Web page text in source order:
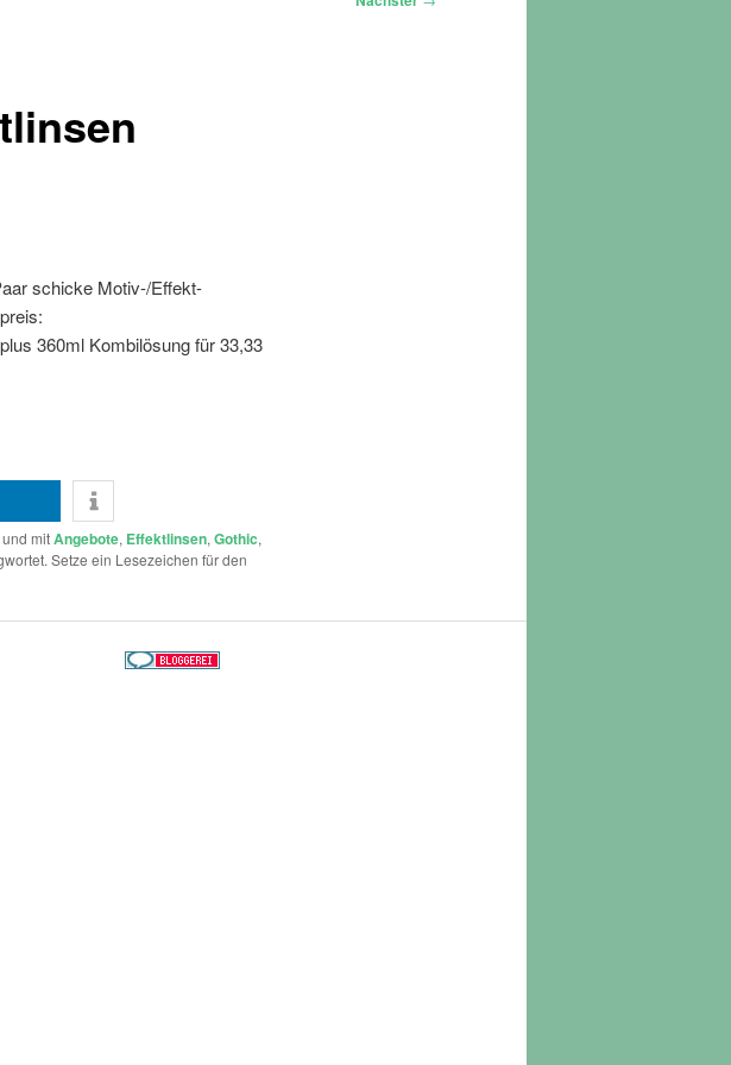
schicke Motiv-/Effekt-
360ml Kombilösung für 33,33
mitAngebote, Effektlinsen, Gothic,
Setze ein Lesezeichen für den